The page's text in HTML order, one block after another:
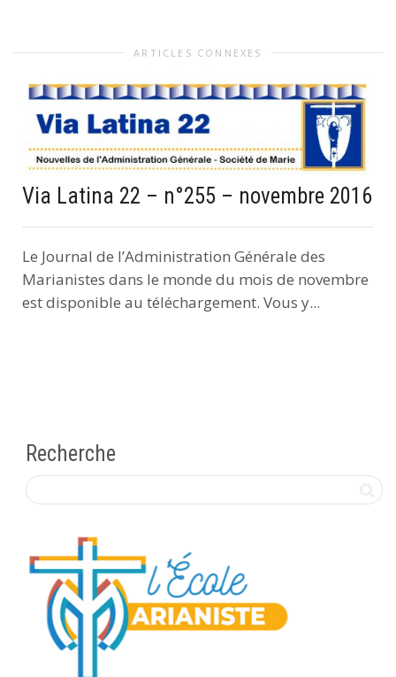
ARTICLES CONNEXES
Via Latina 22 – n°255 – novembre 2016
Le Journal de l’Administration Générale des
Marianistes dans le monde du mois de novembre
est disponible au téléchargement. Vous y...
Recherche